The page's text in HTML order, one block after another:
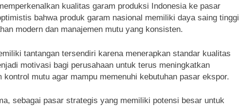
kualitas garam produksi Indonesia ke pasar
bahwa produk garam nasional memiliki daya saing tinggi
modern dan manajemen mutu yang konsisten.
tantangan tersendiri karena menerapkan standar kualitas
motivasi bagi perusahaan untuk terus meningkatkan
mutu agar mampu memenuhi kebutuhan pasar ekspor.
sebagai pasar strategis yang memiliki potensi besar untuk